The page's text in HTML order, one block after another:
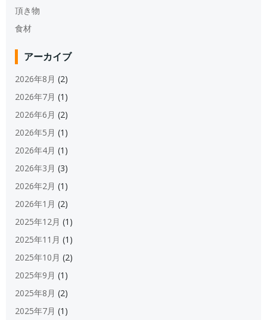
頂き物
食材
アーカイブ
2026年8月 (2)
2026年7月 (1)
2026年6月 (2)
2026年5月 (1)
2026年4月 (1)
2026年3月 (3)
2026年2月 (1)
2026年1月 (2)
2025年12月 (1)
2025年11月 (1)
2025年10月 (2)
2025年9月 (1)
2025年8月 (2)
2025年7月 (1)